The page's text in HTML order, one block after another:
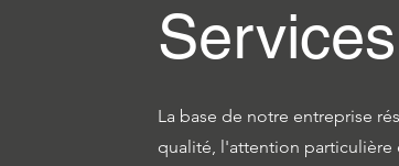
Services
La base de notre entreprise
qualité, l'attention particulière